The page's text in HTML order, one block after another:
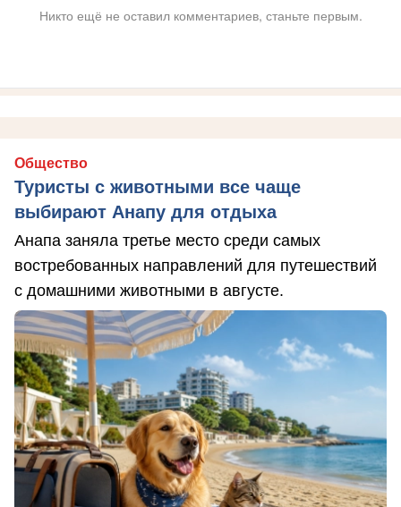
Никто ещё не оставил комментариев, станьте первым.
Общество
Туристы с животными все чаще
выбирают Анапу для отдыха
Анапа заняла третье место среди самых
востребованных направлений для путешествий
с домашними животными в августе.